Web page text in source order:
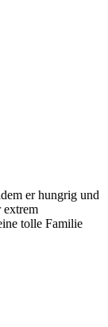
er hungrig und
extrem
tolle Familie